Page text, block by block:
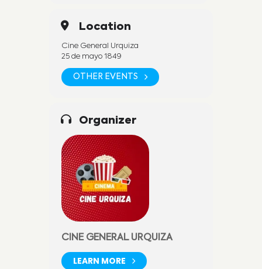
Location
Cine General Urquiza
25 de mayo 1849
OTHER EVENTS
Organizer
CINE GENERAL URQUIZA
LEARN MORE